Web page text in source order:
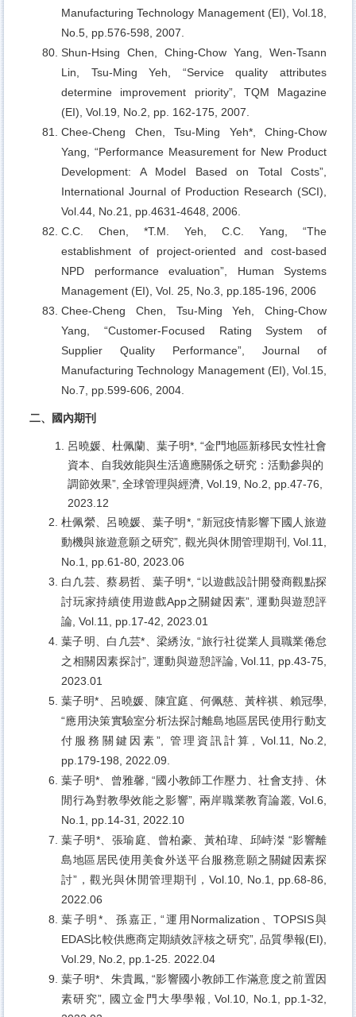
Manufacturing Technology Management (EI), Vol.18,
No.5, pp.576-598, 2007.
Shun-Hsing Chen, Ching-Chow Yang, Wen-Tsann
Lin, Tsu-Ming Yeh, “Service quality attributes
determine improvement priority”, TQM Magazine
(EI), Vol.19, No.2, pp. 162-175, 2007.
Chee-Cheng Chen, Tsu-Ming Yeh*, Ching-Chow
Yang, “Performance Measurement for New Product
Development: A Model Based on Total Costs”,
International Journal of Production Research (SCI),
Vol.44, No.21, pp.4631-4648, 2006.
C.C. Chen, *T.M. Yeh, C.C. Yang, “The
establishment of project-oriented and cost-based
NPD performance evaluation”, Human Systems
Management (EI), Vol. 25, No.3, pp.185-196, 2006
Chee-Cheng Chen, Tsu-Ming Yeh, Ching-Chow
Yang, “Customer-Focused Rating System of
Supplier Quality Performance”, Journal of
Manufacturing Technology Management (EI), Vol.15,
No.7, pp.599-606, 2004.
二、國內期刊
呂曉媛、杜佩蘭、葉子明*, “金門地區新移民女性社會
資本、自我效能與生活適應關係之研究：活動參與的
調節效果”, 全球管理與經濟, Vol.19, No.2, pp.47-76,
2023.12
杜佩縈、呂曉媛、葉子明*, “新冠疫情影響下國人旅遊
動機與旅遊意願之研究”, 觀光與休閒管理期刊, Vol.11,
No.1, pp.61-80, 2023.06
白凢芸、蔡易哲、葉子明*, “以遊戲設計開發商觀點探
討玩家持續使用遊戲App之關鍵因素”, 運動與遊憩評
論, Vol.11, pp.17-42, 2023.01
葉子明、白凢芸*、梁綉汝, “旅行社從業人員職業倦怠
之相關因素探討”, 運動與遊憩評論, Vol.11, pp.43-75,
2023.01
葉子明*、呂曉媛、陳宜庭、何佩慈、黃梓祺、賴冠學,
“應用決策實驗室分析法探討離島地區居民使用行動支
付服務關鍵因素”, 管理資訊計算, Vol.11, No.2,
pp.179-198, 2022.09.
葉子明*、曾雅馨, “國小教師工作壓力、社會支持、休
閒行為對教學效能之影響”, 兩岸職業教育論叢, Vol.6,
No.1, pp.14-31, 2022.10
葉子明*、張瑜庭、曾柏豪、黃柏瑋、邱峙滐 “影響離
島地區居民使用美食外送平台服務意願之關鍵因素探
討”，觀光與休閒管理期刊，Vol.10, No.1, pp.68-86,
2022.06
葉子明*、孫嘉正, “運用Normalization、TOPSIS與
EDAS比較供應商定期績效評核之研究”, 品質學報(EI),
Vol.29, No.2, pp.1-25. 2022.04
葉子明*、朱貴鳳, “影響國小教師工作滿意度之前置因
素研究”, 國立金門大學學報, Vol.10, No.1, pp.1-32,